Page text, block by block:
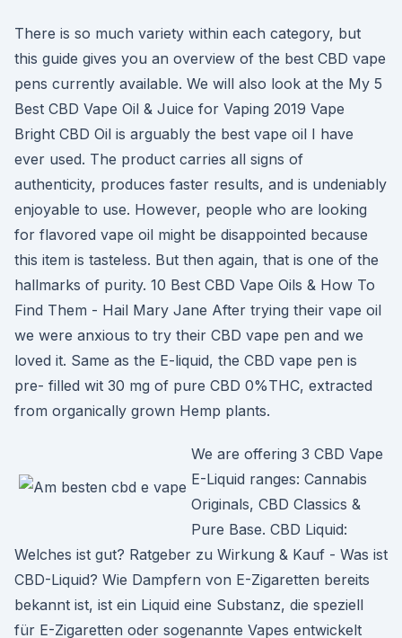
There is so much variety within each category, but
this guide gives you an overview of the best CBD vape
pens currently available. We will also look at the My 5
Best CBD Vape Oil & Juice for Vaping 2019 Vape
Bright CBD Oil is arguably the best vape oil I have
ever used. The product carries all signs of
authenticity, produces faster results, and is undeniably
enjoyable to use. However, people who are looking
for flavored vape oil might be disappointed because
this item is tasteless. But then again, that is one of the
hallmarks of purity. 10 Best CBD Vape Oils & How To
Find Them - Hail Mary Jane After trying their vape oil
we were anxious to try their CBD vape pen and we
loved it. Same as the E-liquid, the CBD vape pen is
pre- filled wit 30 mg of pure CBD 0%THC, extracted
from organically grown Hemp plants.
We are offering 3 CBD Vape
E-Liquid ranges: Cannabis
Originals, CBD Classics &
Pure Base. CBD Liquid:
Welches ist gut? Ratgeber zu Wirkung & Kauf - Was ist
CBD-Liquid? Wie Dampfern von E-Zigaretten bereits
bekannt ist, ist ein Liquid eine Substanz, die speziell
für E-Zigaretten oder sogenannte Vapes entwickelt